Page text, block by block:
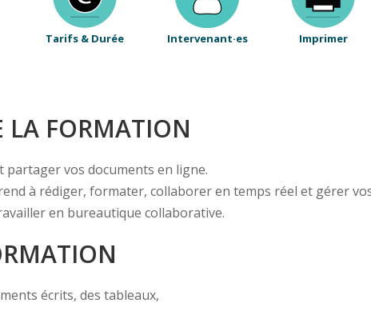
Tarifs & Durée Intervenant·es Imprimer
LA FORMATION
vos documents en ligne.
à rédiger, formater, collaborer en temps réel et gérer
en bureautique collaborative.
écrits, des tableaux,